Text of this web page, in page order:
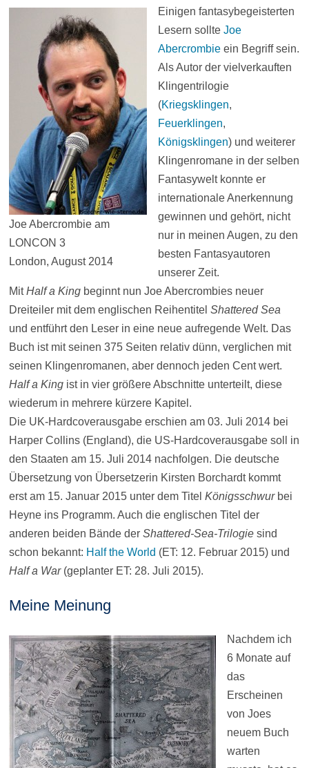
Joe Abercrombie am
LONCON 3
London, August 2014
Einigen fantasybegeisterten
Lesern sollte Joe
Abercrombieein Begriff sein.
Als Autor der vielverkauften
Klingentrilogie
(Kriegsklingen,
Feuerklingen,
Königsklingen) und weiterer
Klingenromane in der selben
Fantasywelt konnte er
internationale Anerkennung
gewinnen und gehört, nicht
nur in meinen Augen, zu den
besten Fantasyautoren
unserer Zeit.
MitHalf a Kingbeginnt nun Joe Abercrombies neuer
Dreiteiler mit dem englischen Reihentitel Shattered Sea
und entführt den Leser in eine neue aufregende Welt. Das
Buch ist mit seinen 375 Seiten relativ dünn, verglichen mit
seinen Klingenromanen, aber dennoch jeden Cent wert.
Half a Kingist in vier größere Abschnitte unterteilt, diese
wiederum in mehrere kürzere Kapitel.
Die UK-Hardcoverausgabe erschien am 03. Juli 2014 bei
Harper Collins (England), die US-Hardcoverausgabe soll in
den Staaten am 15. Juli 2014 nachfolgen. Die deutsche
Übersetzung von Übersetzerin Kirsten Borchardt kommt
erst am 15. Januar 2015 unter dem Titel Königsschwurbei
Heyne ins Programm. Auch die englischen Titel der
anderen beiden Bände der Shattered-Sea-Trilogiesind
schon bekannt: Half the World (ET: 12. Februar 2015) und
Half a War(geplanter ET: 28. Juli 2015).
Meine Meinung
Nachdem ich
6 Monate auf
das
Erscheinen
von Joes
neuem Buch
warten